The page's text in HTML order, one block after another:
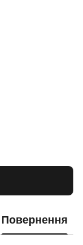
Повернення